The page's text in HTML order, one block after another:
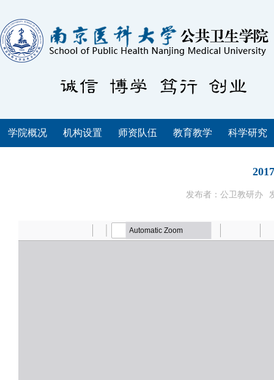
学院概况 机构设置 师资队伍 教育教学 科学研究
发布者：公卫教研办